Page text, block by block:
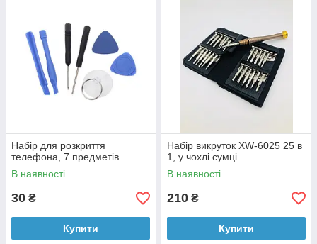
Набір для розкриття
телефона, 7 предметів
В наявності
30 ₴
Купити
Набір викруток XW-6025 25 в
1, у чохлі сумці
В наявності
210 ₴
Купити